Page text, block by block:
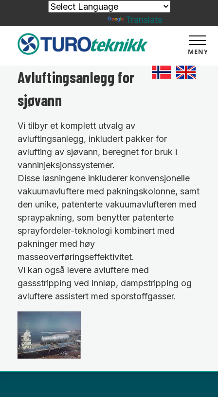
MENY
Avluftingsanlegg for
sjøvann
Vi tilbyr et komplett utvalg av
avluftingsanlegg, inkludert pakker for
avlufting av sjøvann, beregnet for bruk i
vanninjeksjonssystemer.
Disse løsningene inkluderer konvensjonelle
vakuumavluftere med pakningskolonne, samt
den unike, patenterte vakuumavlufteren med
spraypakning, som benytter patenterte
sprayfordeler-teknologi kombinert med
pakninger med høy
masseoverføringseffektivitet.
Vi kan også levere avluftere med
gassstripping ved innløp, dampstripping og
avluftere assistert med sporstoffgasser.
Translate